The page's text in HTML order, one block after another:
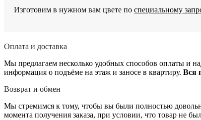
Изготовим в нужном вам цвете по специальному
Оплата и доставка
Мы предлагаем несколько удобных способов оплаты и
информация о подъёме на этаж и заносе в квартиру. Вся
Возврат и обмен
Мы стремимся к тому, чтобы вы были полностью
момента получения заказа, при условии, что товар не